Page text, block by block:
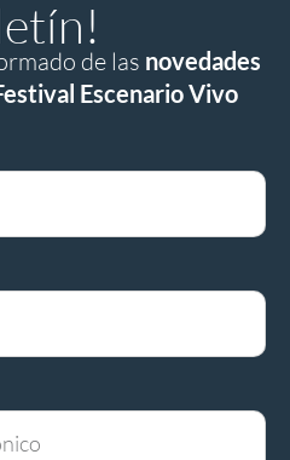
de las novedades
Escenario Vivo